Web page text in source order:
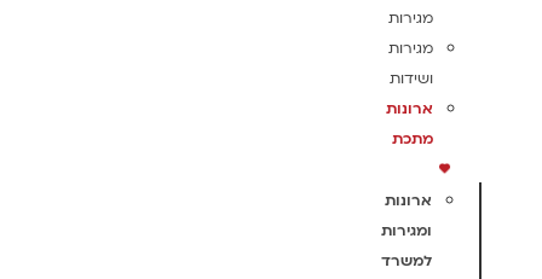
מגירות
מגירות
ושידות
ארונות
מתכת
ארונות
ומגירות
למשרד